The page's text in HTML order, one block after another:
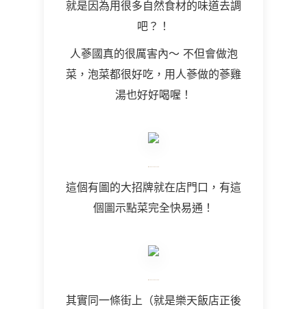
就是因為用很多自然食材的味道去調
吧？！
人蔘國真的很厲害內～ 不但會做泡
菜，泡菜都很好吃，用人蔘做的蔘雞
湯也好好喝喔！
這個有圖的大招牌就在店門口，有這
個圖示點菜完全快易通！
其實同一條街上（就是樂天飯店正後